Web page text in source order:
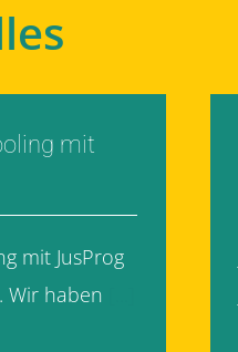
mit
mit JusProg
Wir haben